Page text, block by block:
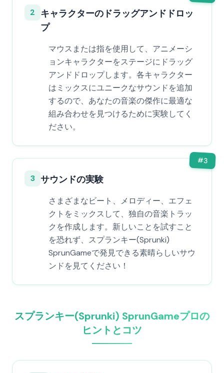
2
キャラクターのドラッグアンドドロッ
プ
マウスまたは指を使用して、アニメーシ
ョンキャラクターをステージにドラッグ
アンドドロップします。各キャラクター
はミックスにユニークなサウンドを追加
するので、あなたの音楽の傑作に最適な
組み合わせを見つけるために実験してく
ださい。
#3
3 サウンドの実験
さまざまなビート、メロディー、エフェ
クトをミックスして、独自の音楽トラッ
クを作成します。新しいことを試すこと
を恐れず、スプランキー(Sprunki)
SprunGameで発見できる素晴らしいサウ
ンドを見てください！
スプランキー(Sprunki) SprunGameプロの
ヒントとコツ